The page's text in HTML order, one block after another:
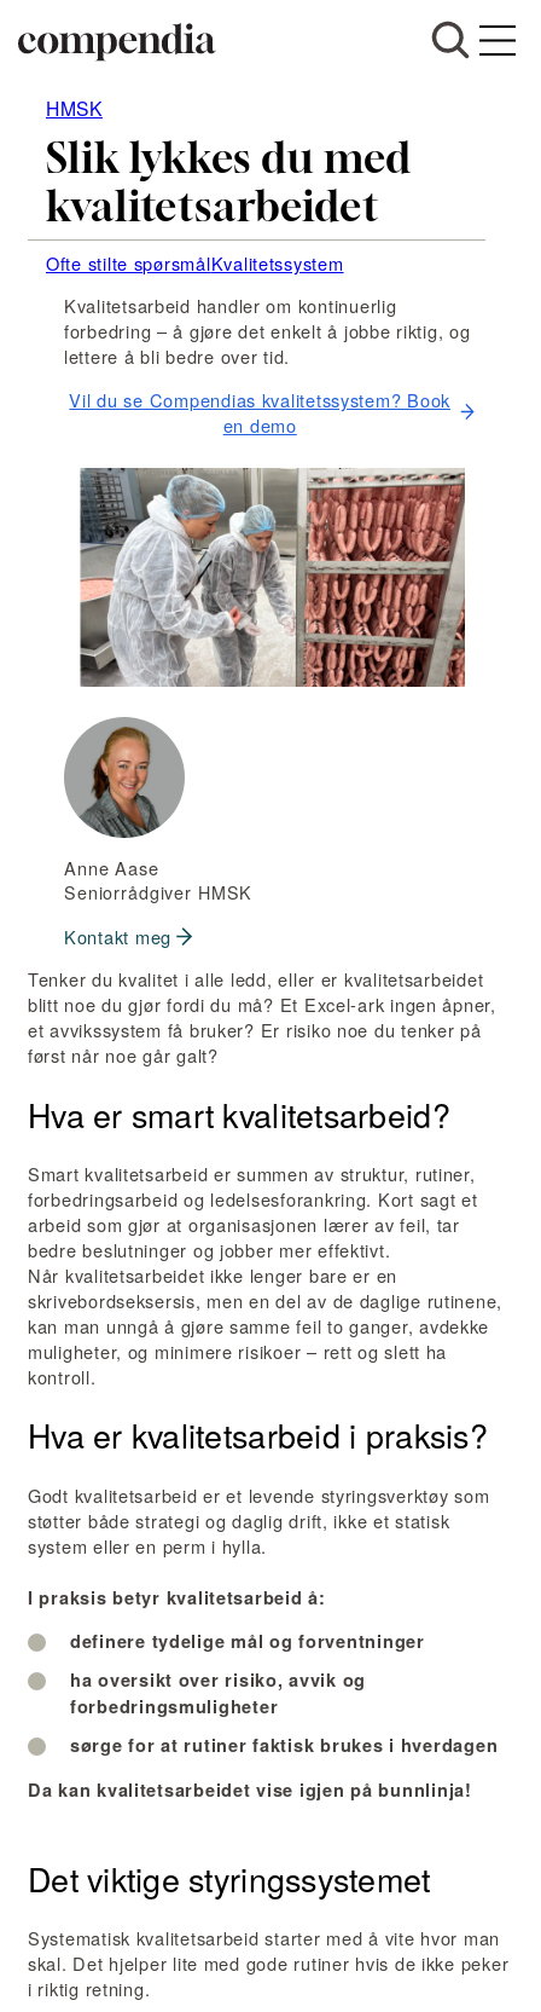
Hopp
innhold
HMSK
Slik lykkes du med
kvalitetsarbeidet
Ofte stilte spørsmålKvalitetssystem
Kvalitetsarbeid handler om kontinuerlig
forbedring – å gjøre det enkelt å jobbe riktig, og
lettere å bli bedre over tid.
Vil du se Compendias kvalitetssystem? Book
en demo
Anne Aase
Seniorrådgiver HMSK
Kontakt meg
Tenker du kvalitet i alle ledd, eller er kvalitetsarbeidet
blitt noe du gjør fordi du må? Et Excel-ark ingen åpner,
et avvikssystem få bruker? Er risiko noe du tenker på
først når noe går galt?
Hva er smart kvalitetsarbeid?
Smart kvalitetsarbeid er summen av struktur, rutiner,
forbedringsarbeid og ledelsesforankring. Kort sagt et
arbeid som gjør at organisasjonen lærer av feil, tar
bedre beslutninger og jobber mer effektivt.
Når kvalitetsarbeidet ikke lenger bare er en
skrivebordseksersis, men en del av de daglige rutinene,
kan man unngå å gjøre samme feil to ganger, avdekke
muligheter, og minimere risikoer – rett og slett ha
kontroll.
Hva er kvalitetsarbeid i praksis?
Godt kvalitetsarbeid er et levende styringsverktøy som
støtter både strategi og daglig drift, ikke et statisk
system eller en perm i hylla.
I praksis betyr kvalitetsarbeid å:
definere tydelige mål og forventninger
ha oversikt over risiko, avvik og
forbedringsmuligheter
sørge for at rutiner faktisk brukes i hverdagen
Da kan kvalitetsarbeidet vise igjen på bunnlinja!
Det viktige styringssystemet
Systematisk kvalitetsarbeid starter med å vite hvor man
skal. Det hjelper lite med gode rutiner hvis de ikke peker
i riktig retning.